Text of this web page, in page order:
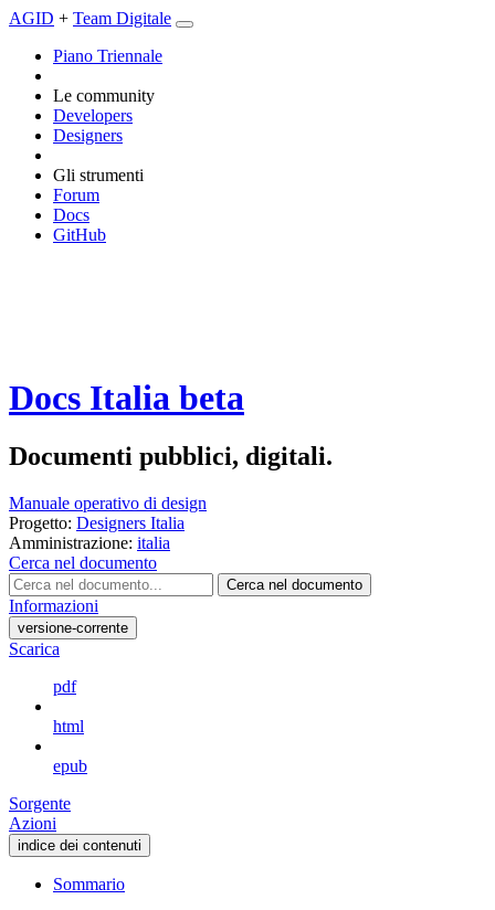
AGID + Team Digitale
Piano Triennale
Le community
Developers
Designers
Gli strumenti
Forum
Docs
GitHub
Docs Italia beta
Documenti pubblici, digitali.
Manuale operativo di design
Progetto: Designers Italia
Amministrazione: italia
Cerca nel documento
Cerca nel documento
Informazioni
versione-corrente
Scarica
pdf
html
epub
Sorgente
Azioni
indice dei contenuti
Sommario